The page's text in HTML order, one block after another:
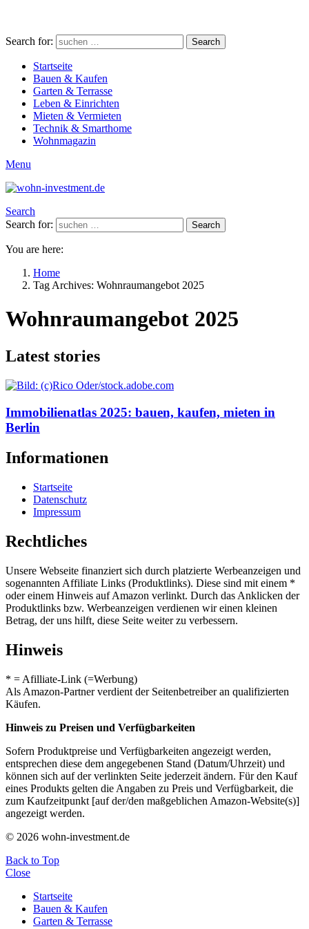
Search for: Search
Startseite
Bauen & Kaufen
Garten & Terrasse
Leben & Einrichten
Mieten & Vermieten
Technik & Smarthome
Wohnmagazin
Menu
Search
Search for:
Search
You are here:
Home
Tag Archives: Wohnraumangebot 2025
Wohnraumangebot 2025
Latest stories
Immobilienatlas 2025: bauen, kaufen, mieten in
Berlin
Informationen
Startseite
Datenschutz
Impressum
Rechtliches
Unsere Webseite finanziert sich durch platzierte Werbeanzeigen und
sogenannten Affiliate Links (Produktlinks). Diese sind mit einem *
oder einem Hinweis auf Amazon verlinkt. Durch das Anklicken der
Produktlinks bzw. Werbeanzeigen verdienen wir einen kleinen
Betrag, der uns hilft, diese Seite weiter zu verbessern.
Hinweis
* = Afilliate-Link (=Werbung)
Als Amazon-Partner verdient der Seitenbetreiber an qualifizierten
Käufen.
Hinweis zu Preisen und Verfügbarkeiten
Sofern Produktpreise und Verfügbarkeiten angezeigt werden,
entsprechen diese dem angegebenen Stand (Datum/Uhrzeit) und
können sich auf der verlinkten Seite jederzeit ändern. Für den Kauf
eines Produkts gelten die Angaben zu Preis und Verfügbarkeit, die
zum Kaufzeitpunkt [auf der/den maßgeblichen Amazon-Website(s)]
angezeigt werden.
© 2026 wohn-investment.de
Back to Top
Close
Startseite
Bauen & Kaufen
Garten & Terrasse